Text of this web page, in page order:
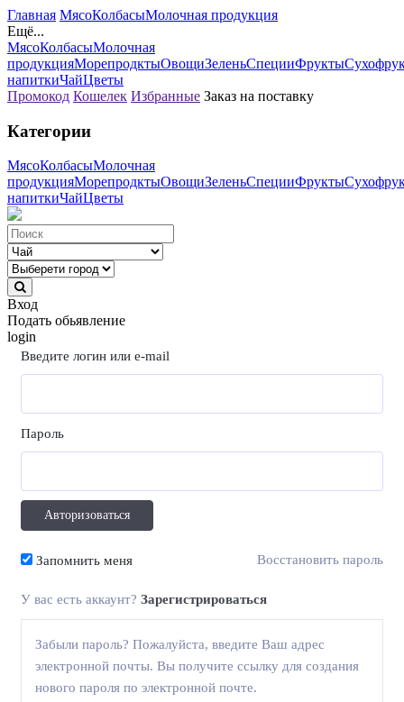
Главная МясоКолбасыМолочная продукция
Ещё...
МясоКолбасыМолочная
продукцияМорепродктыОвощиЗеленьСпецииФрукты
напиткиЧайЦветы
Промокод Кошелек Избранные Заказ на поставку
Категории
МясоКолбасыМолочная
продукцияМорепродктыОвощиЗеленьСпецииФрукты
напиткиЧайЦветы
Вход
Подать обьявление
login
Введите логин или e-mail
Пароль
Запомнить меня Восстановить пароль
У вас есть аккаунт? Зарегистрироваться
Забыли пароль? Пожалуйста, введите Ваш адрес
электронной почты. Вы получите ссылку для создания
нового пароля по электронной почте.